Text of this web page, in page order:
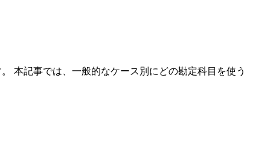
本記事では、一般的なケース別にどの勘定科目を使う